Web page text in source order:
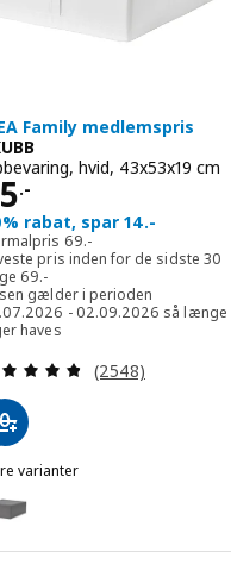
Anmeldelser i alt:
Family medlemspris
hvid, 43x53x19 cm
.- 55.-
rabat, spar 14.-
69.-
Normalpris 69.-
pris inden for de sidste 30
69.-
Laveste pris inden for de
gælder i perioden
- 02.09.2026 så længe
haves
Anmeld: 4.8 ud
(2548)
varianter
SKUBB, Opbevaring,